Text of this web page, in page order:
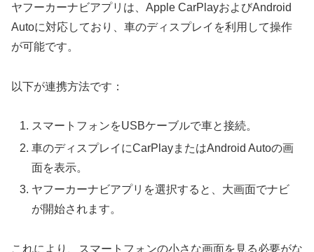
ヤフーカーナビアプリは、Apple CarPlayおよびAndroid
Autoに対応しており、車のディスプレイを利用して操作
が可能です。
以下が連携方法です：
スマートフォンをUSBケーブルで車と接続。
車のディスプレイにCarPlayまたはAndroid Autoの画
面を表示。
ヤフーカーナビアプリを選択すると、大画面でナビ
が開始されます。
これにより、スマートフォンの小さな画面を見る必要がな